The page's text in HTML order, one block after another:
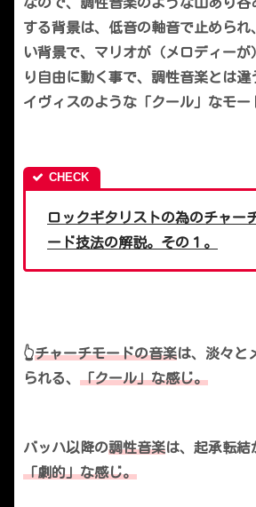
する背景は、低音の軸音で止められ
い背景で、マリオが（メロディーが
り自由に動く事で、調性音楽とは
イヴィスのような「クール」なモー
ロックギタリストの為のチャー
ード技法の解説。その１。
👆チャーチモードの音楽は、淡々と
られる、 「クール」な感じ。
バッハ以降の調性音楽は、起承転結
「劇的」な感じ。